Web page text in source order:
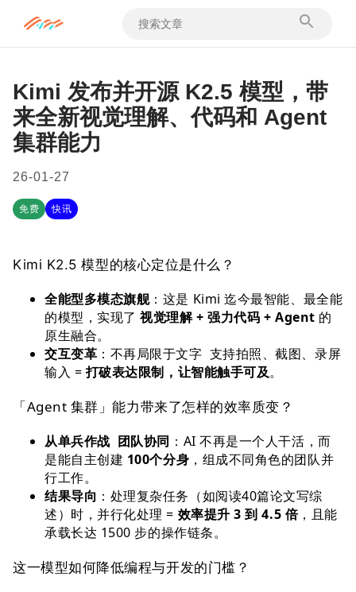
Kimi 发布并开源 K2.5 模型，带
来全新视觉理解、代码和 Agent
集群能力
26-01-27
免费 快讯
Kimi K2.5 模型的核心定位是什么？
全能型多模态旗舰：这是 Kimi 迄今最智能、最全能
的模型，实现了视觉理解 + 强力代码 + Agent 的
原生融合。
交互变革 ：不再局限于文字 支持拍照、截图、录屏
输入 =打破表达限制，让智能触手可及。
「Agent 集群」能力带来了怎样的效率质变？
从单兵作战 团队协同 ：AI 不再是一个人干活，而
是能自主创建 100个分身 ，组成不同角色的团队并
行工作。
结果导向 ：处理复杂任务（如阅读40篇论文写综
述）时，并行化处理 = 效率提升 3 到 4.5 倍，且能
承载长达 1500 步的操作链条。
这一模型如何降低编程与开发的门槛？